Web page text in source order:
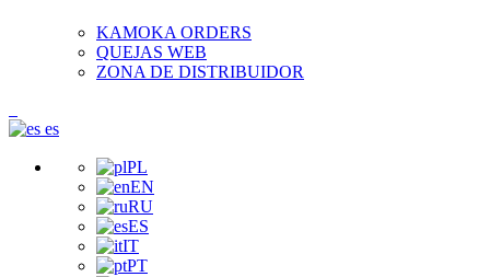
KAMOKA ORDERS
QUEJAS WEB
ZONA DE DISTRIBUIDOR
es
PL
EN
RU
ES
IT
PT